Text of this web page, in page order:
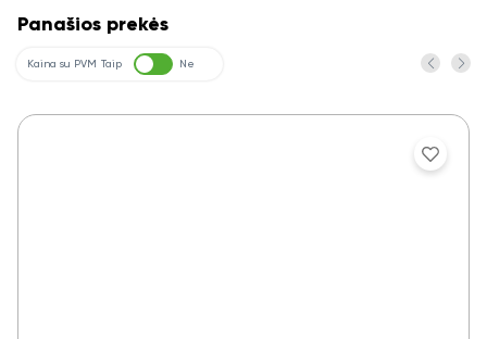
Panašios prekės
Kaina su PVM Taip Ne